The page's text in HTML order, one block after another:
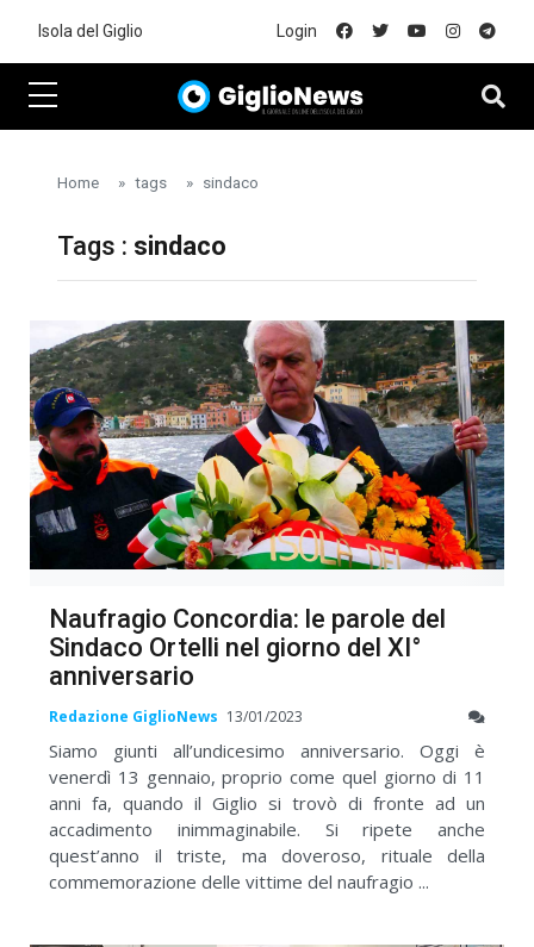
Isola del Giglio Login
Home tags sindaco
Tags : sindaco
Naufragio Concordia: le parole del
Sindaco Ortelli nel giorno del XI°
anniversario
Redazione GiglioNews 13/01/2023
Siamo giunti all’undicesimo anniversario. Oggi è
venerdì 13 gennaio, proprio come quel giorno di 11
anni fa, quando il Giglio si trovò di fronte ad un
accadimento inimmaginabile. Si ripete anche
quest’anno il triste, ma doveroso, rituale della
commemorazione delle vittime del naufragio ...